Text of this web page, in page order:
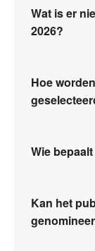
Wat is er
2026?
Hoe
Wie
Kan het